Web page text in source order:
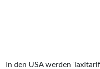
In den USA werden